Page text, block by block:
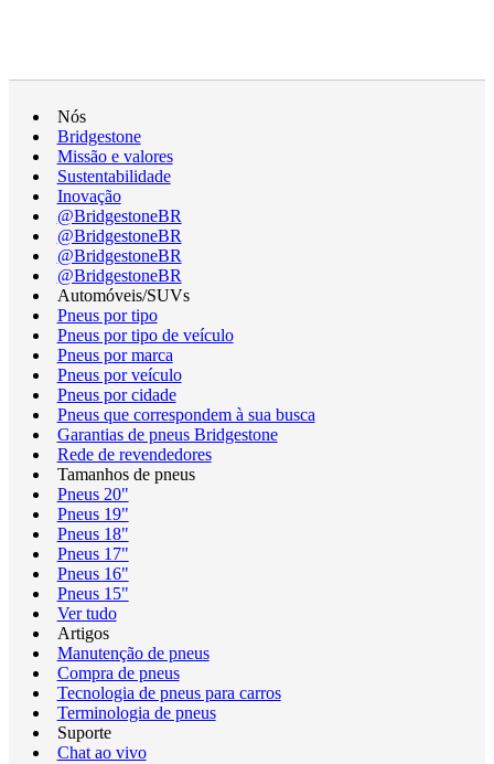
Nós
Bridgestone
Missão e valores
Sustentabilidade
Inovação
@BridgestoneBR
@BridgestoneBR
@BridgestoneBR
@BridgestoneBR
Automóveis/SUVs
Pneus por tipo
Pneus por tipo de veículo
Pneus por marca
Pneus por veículo
Pneus por cidade
Pneus que correspondem à sua busca
Garantias de pneus Bridgestone
Rede de revendedores
Tamanhos de pneus
Pneus 20"
Pneus 19"
Pneus 18"
Pneus 17"
Pneus 16"
Pneus 15"
Ver tudo
Artigos
Manutenção de pneus
Compra de pneus
Tecnologia de pneus para carros
Terminologia de pneus
Suporte
Chat ao vivo